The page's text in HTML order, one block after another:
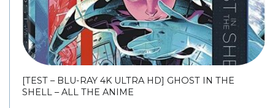
[TEST – BLU-RAY 4K ULTRA HD] GHOST IN THE
SHELL – ALL THE ANIME